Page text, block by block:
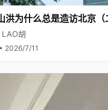
洪为什么总是造访北京（
胡
• 2026/7/11